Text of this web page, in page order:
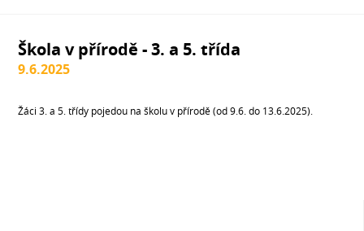
Škola v přírodě - 3. a 5. třída
9.6.2025
Žáci 3. a 5. třídy pojedou na školu v přírodě (od 9.6. do 13.6.2025).